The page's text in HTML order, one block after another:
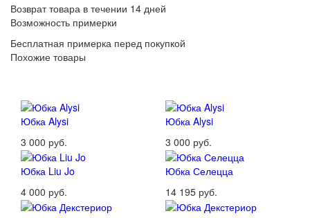
Возврат товара в течении 14 дней
Возможность примерки
Бесплатная примерка перед покупкой
Похожие товары
Юбка Alysi
3 000 руб.
Юбка Alysi
3 000 руб.
Юбка Liu Jo
4 000 руб.
Юбка Селецца
14 195 руб.